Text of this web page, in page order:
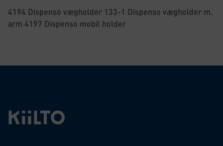
4194 Dispenso vægholder 133-1 Dispenso vægholder m.
arm 4197 Dispenso mobil holder